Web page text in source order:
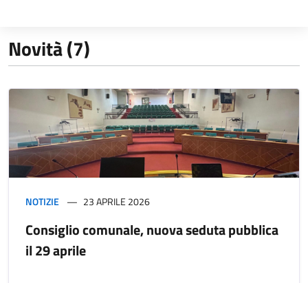
Novità (7)
NOTIZIE 23 APRILE 2026
Consiglio comunale, nuova seduta pubblica
il 29 aprile